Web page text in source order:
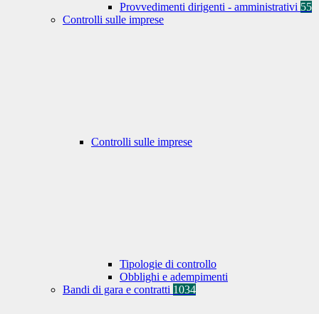
Provvedimenti dirigenti - amministrativi 55
Controlli sulle imprese
Controlli sulle imprese
Tipologie di controllo
Obblighi e adempimenti
Bandi di gara e contratti 1034